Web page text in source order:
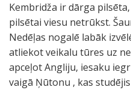
Kembridža ir dārga
pilsētai viesu netrūkst.
Nedēļas nogalē labāk
atliekot veikalu tūres uz
apceļot Angliju, iesaku
vaigā Ņūtonu , kas